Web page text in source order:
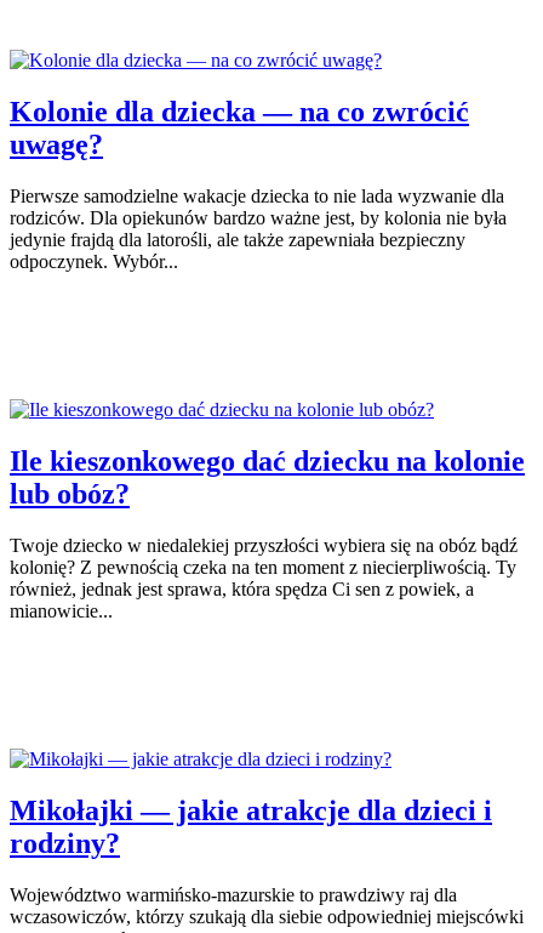
Kolonie dla dziecka — na co zwrócić
uwagę?
Pierwsze samodzielne wakacje dziecka to nie lada wyzwanie dla
rodziców. Dla opiekunów bardzo ważne jest, by kolonia nie była
jedynie frajdą dla latorośli, ale także zapewniała bezpieczny
odpoczynek. Wybór...
Ile kieszonkowego dać dziecku na kolonie
lub obóz?
Twoje dziecko w niedalekiej przyszłości wybiera się na obóz bądź
kolonię? Z pewnością czeka na ten moment z niecierpliwością. Ty
również, jednak jest sprawa, która spędza Ci sen z powiek, a
mianowicie...
Mikołajki — jakie atrakcje dla dzieci i
rodziny?
Województwo warmińsko-mazurskie to prawdziwy raj dla
wczasowiczów, którzy szukają dla siebie odpowiedniej miejscówki